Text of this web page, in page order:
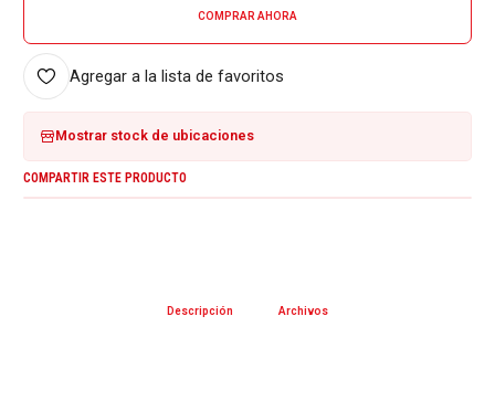
COMPRAR AHORA
Agregar a la lista de favoritos
Mostrar stock de ubicaciones
COMPARTIR ESTE PRODUCTO
Descripción Archivos